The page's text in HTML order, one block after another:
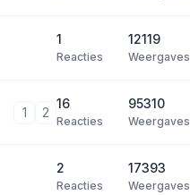
1
Reacties
12119
Weergaves
1 2
16
Reacties
95310
Weergaves
2
Reacties
17393
Weergaves